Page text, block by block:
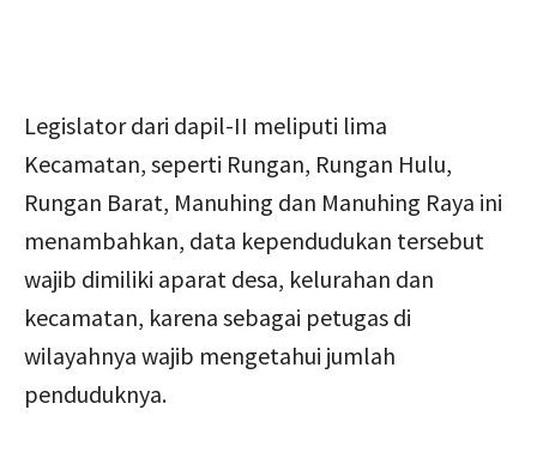
Legislator dari dapil-II meliputi lima
Kecamatan, seperti Rungan, Rungan Hulu,
Rungan Barat, Manuhing dan Manuhing Raya ini
menambahkan, data kependudukan tersebut
wajib dimiliki aparat desa, kelurahan dan
kecamatan, karena sebagai petugas di
wilayahnya wajib mengetahui jumlah
penduduknya.